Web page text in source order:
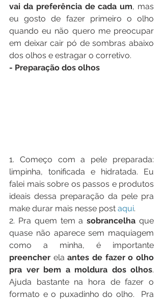
vai da preferência de cada um, mas
eu gosto de fazer primeiro o olho
quando eu não quero me preocupar
em deixar cair pó de sombras abaixo
dos olhos e estragar o corretivo.
- Preparação dos olhos
1. Começo com a pele preparada:
limpinha, tonificada e hidratada. Eu
falei mais sobre os passos e produtos
ideais dessa preparação da pele pra
make durar mais nesse post aqui.
2. Pra quem tem a sobrancelha que
quase não aparece sem maquiagem
preencher ela antes de fazer o olho
pra ver bem a moldura dos olhos.
Ajuda bastante na hora de fazer o
formato e o puxadinho do olho.  Pra